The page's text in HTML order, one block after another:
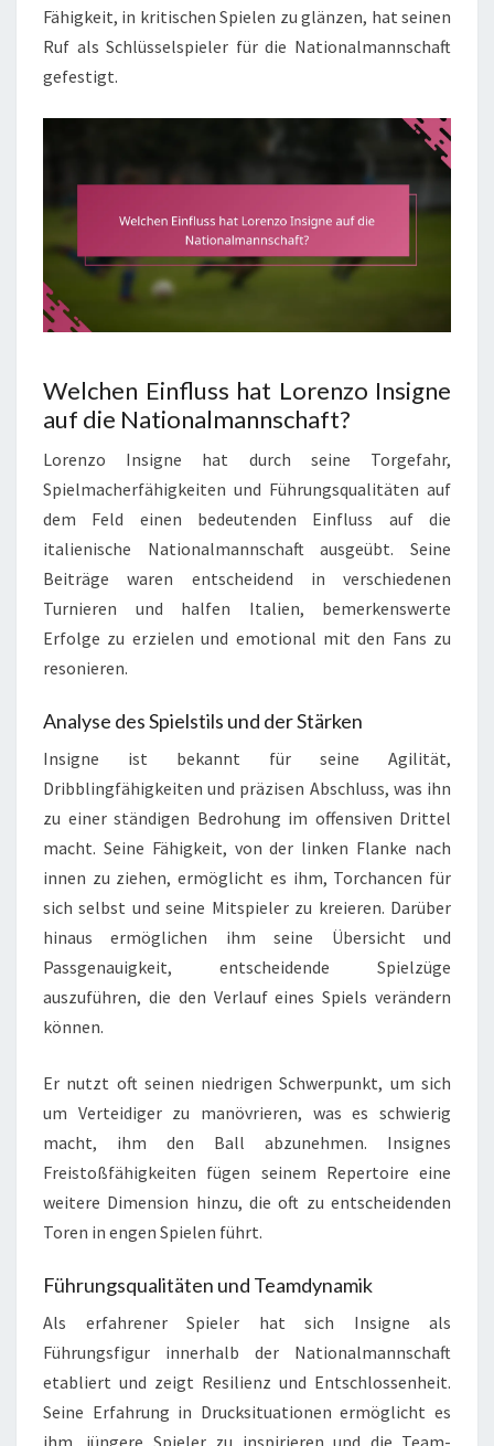
Fähigkeit, in kritischen Spielen zu glänzen, hat seinen
Ruf als Schlüsselspieler für die Nationalmannschaft
gefestigt.
Welchen Einfluss hat Lorenzo Insigne
auf die Nationalmannschaft?
Lorenzo Insigne hat durch seine Torgefahr,
Spielmacherfähigkeiten und Führungsqualitäten auf
dem Feld einen bedeutenden Einfluss auf die
italienische Nationalmannschaft ausgeübt. Seine
Beiträge waren entscheidend in verschiedenen
Turnieren und halfen Italien, bemerkenswerte
Erfolge zu erzielen und emotional mit den Fans zu
resonieren.
Analyse des Spielstils und der Stärken
Insigne ist bekannt für seine Agilität,
Dribblingfähigkeiten und präzisen Abschluss, was ihn
zu einer ständigen Bedrohung im offensiven Drittel
macht. Seine Fähigkeit, von der linken Flanke nach
innen zu ziehen, ermöglicht es ihm, Torchancen für
sich selbst und seine Mitspieler zu kreieren. Darüber
hinaus ermöglichen ihm seine Übersicht und
Passgenauigkeit, entscheidende Spielzüge
auszuführen, die den Verlauf eines Spiels verändern
können.
Er nutzt oft seinen niedrigen Schwerpunkt, um sich
um Verteidiger zu manövrieren, was es schwierig
macht, ihm den Ball abzunehmen. Insignes
Freistoßfähigkeiten fügen seinem Repertoire eine
weitere Dimension hinzu, die oft zu entscheidenden
Toren in engen Spielen führt.
Führungsqualitäten und Teamdynamik
Als erfahrener Spieler hat sich Insigne als
Führungsfigur innerhalb der Nationalmannschaft
etabliert und zeigt Resilienz und Entschlossenheit.
Seine Erfahrung in Drucksituationen ermöglicht es